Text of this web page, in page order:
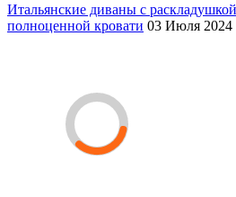
Итальянские диваны с
полноценной кровати 03 Июля 2024